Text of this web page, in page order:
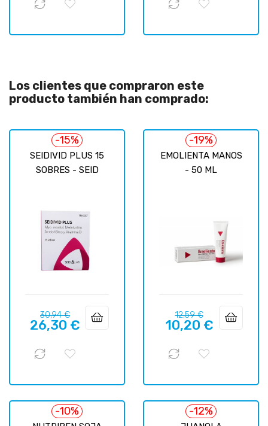
Los clientes que compraron este
producto también han comprado:
SEIDIVID PLUS 15
SOBRES - SEID
-15%
Precio
regular
30,94 €Precio
26,30 €
EMOLIENTA MANOS
- 50 ML
-19%
Precio
regular
12,59 €Precio
10,20 €
-10% -12%